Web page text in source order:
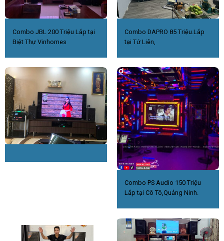
Combo JBL 200 Triệu Lắp tại
Biệt Thự Vinhomes
Combo DAPRO 85 Triệu.Lắp
tại Tứ Liên,
Combo PS Audio 150 Triệu
Lắp tại Cô Tô,Quảng Ninh.